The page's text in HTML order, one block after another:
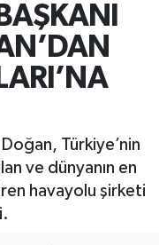
Türkiye’nin
ve dünyanın en
havayolu şirketi